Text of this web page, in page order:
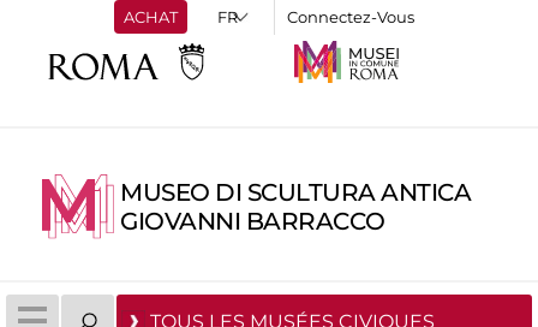
ACHAT Connectez-Vous
MUSEO DI SCULTURA ANTICA
GIOVANNI BARRACCO
TOUS LES MUSÉES CIVIQUES